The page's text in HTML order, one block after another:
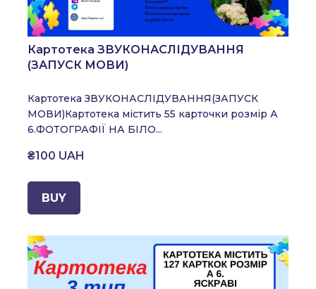
Картотека ЗВУКОНАСЛІДУВАННЯ
(ЗАПУСК МОВИ)
Картотека ЗВУКОНАСЛІДУВАННЯ(ЗАПУСК
МОВИ)Картотека містить 55 карточки розмір А
6.ФОТОГРАФІЇ НА БІЛО...
₴100 UAH
BUY